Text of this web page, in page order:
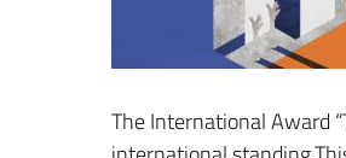
The International Award